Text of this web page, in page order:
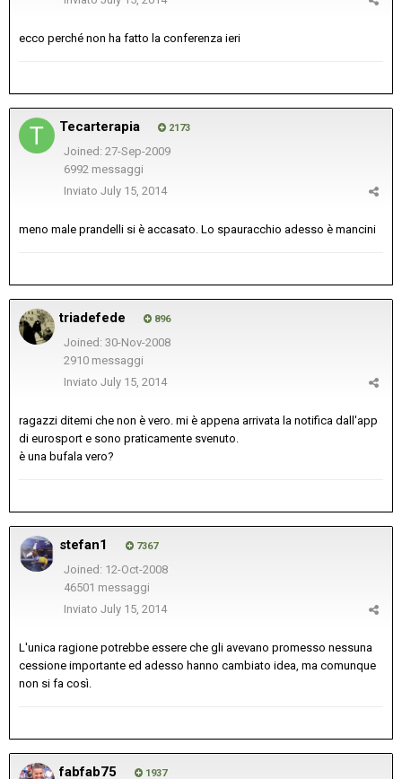
ecco perché non ha fatto la conferenza ieri
Tecarterapia 2173
Joined: 27-Sep-2009
6992 messaggi
Inviato July 15, 2014
meno male prandelli si è accasato. Lo spauracchio adesso è mancini
triadefede 896
Joined: 30-Nov-2008
2910 messaggi
Inviato July 15, 2014
ragazzi ditemi che non è vero. mi è appena arrivata la notifica dall'app
di eurosport e sono praticamente svenuto.
è una bufala vero?
stefan1 7367
Joined: 12-Oct-2008
46501 messaggi
Inviato July 15, 2014
L'unica ragione potrebbe essere che gli avevano promesso nessuna
cessione importante ed adesso hanno cambiato idea, ma comunque
non si fa così.
fabfab75 1937